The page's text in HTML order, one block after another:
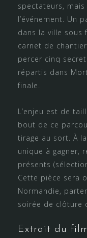
spectateurs,
l’événement. Un
dans la ville sous
carnet de
percer cinq
répartis dans
finale.
L’enjeu est de
bout de ce
tirage au sort. À
unique à gagner,
présents
Cette pièce sera
Normandie,
soirée de clôture
Extrait du